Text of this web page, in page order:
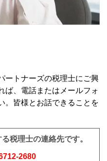
ートナーズの税理士にご興
ば、電話またはメールフォ
。皆様とお話できることを
税理士の連絡先です。
2680